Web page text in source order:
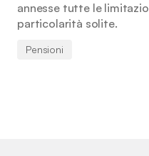
annesse tutte le
particolarità solite.
Pensioni